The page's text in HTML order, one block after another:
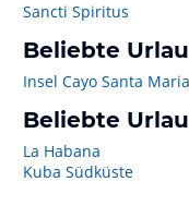
Sancti Spiritus
Beliebte
Insel Cayo Santa Maria
Beliebte
La Habana
Kuba Südküste